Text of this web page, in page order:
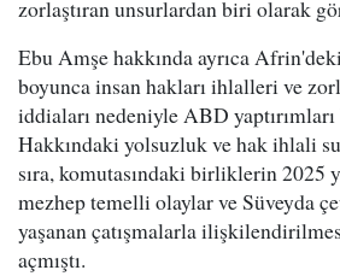
zorlaştıran unsurlardan biri olarak
Ebu Amşe hakkında ayrıca
boyunca insan hakları ihlalleri ve
iddiaları nedeniyle ABD
Hakkındaki yolsuzluk ve hak ihlali
sıra, komutasındaki birliklerin 2025
mezhep temelli olaylar ve Süveyda
yaşanan çatışmalarla
açmıştı.